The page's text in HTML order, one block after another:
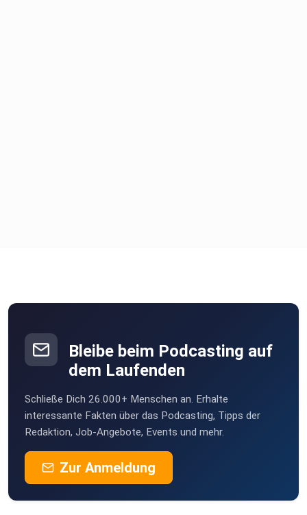
Bleibe beim Podcasting auf
dem Laufenden
Schließe Dich 26.000+ Menschen an. Erhalte
interessante Fakten über das Podcasting, Tipps der
Redaktion, Job-Angebote, Events und mehr.
Zur Anmeldung